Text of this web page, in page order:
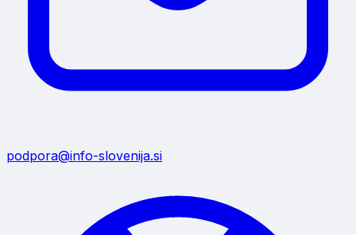
podpora@info-slovenija.si